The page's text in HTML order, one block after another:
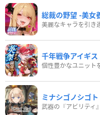
総裁の野望 -美女
美麗なキャラを引き
千年戦争アイギス
個性豊かなユニット
ミナシゴノシゴト